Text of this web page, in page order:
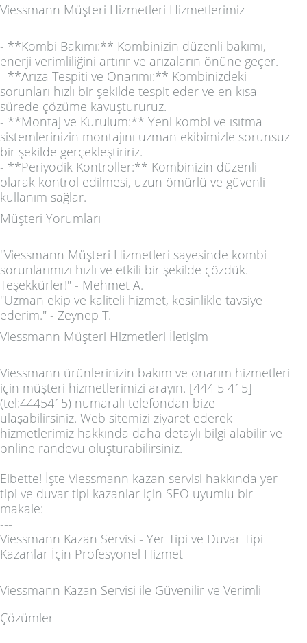
Viessmann Müşteri Hizmetleri Hizmetlerimiz
- **Kombi Bakımı:** Kombinizin düzenli bakımı,
enerji verimliliğini artırır ve arızaların önüne geçer.
- **Arıza Tespiti ve Onarımı:** Kombinizdeki
sorunları hızlı bir şekilde tespit eder ve en kısa
sürede çözüme kavuştururuz.
- **Montaj ve Kurulum:** Yeni kombi ve ısıtma
sistemlerinizin montajını uzman ekibimizle sorunsuz
bir şekilde gerçekleştiririz.
- **Periyodik Kontroller:** Kombinizin düzenli
olarak kontrol edilmesi, uzun ömürlü ve güvenli
kullanım sağlar.
Müşteri Yorumları
"Viessmann Müşteri Hizmetleri sayesinde kombi
sorunlarımızı hızlı ve etkili bir şekilde çözdük.
Teşekkürler!" - Mehmet A.
"Uzman ekip ve kaliteli hizmet, kesinlikle tavsiye
ederim." - Zeynep T.
Viessmann Müşteri Hizmetleri İletişim
Viessmann ürünlerinizin bakım ve onarım hizmetleri
için müşteri hizmetlerimizi arayın. [444 5 415]
(tel:4445415) numaralı telefondan bize
ulaşabilirsiniz. Web sitemizi ziyaret ederek
hizmetlerimiz hakkında daha detaylı bilgi alabilir ve
online randevu oluşturabilirsiniz.
Elbette! İşte Viessmann kazan servisi hakkında yer
tipi ve duvar tipi kazanlar için SEO uyumlu bir
makale:
---
Viessmann Kazan Servisi - Yer Tipi ve Duvar Tipi
Kazanlar İçin Profesyonel Hizmet
Viessmann Kazan Servisi ile Güvenilir ve Verimli
Çözümler